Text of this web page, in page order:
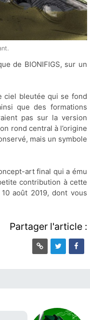
de BIONIFIGS, sur un
ciel bleutée qui se fond
que des formations
pas sur la version
rond central à l’origine
mais un symbole
art final qui a ému
contribution à cette
août 2019, dont vous
Partager l'article :